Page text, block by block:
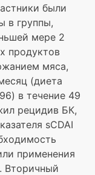
были
в группы,
мере 2
продуктов
мяса,
(диета
в течение 49
рецидив БК,
sCDAI
применения
Вторичный